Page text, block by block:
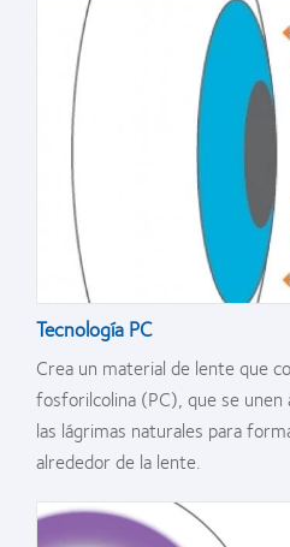
Tecnología PC
Crea un material de lente que
fosforilcolina (PC), que se unen
las lágrimas naturales para
alrededor de la lente.